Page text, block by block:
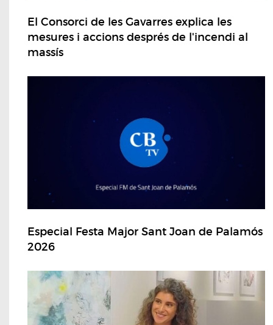
El Consorci de les Gavarres explica les
mesures i accions després de l'incendi al
massís
Especial Festa Major Sant Joan de Palamós
2026